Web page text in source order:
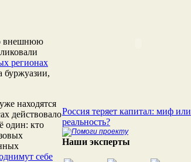
внешнюю
регионах
буржуазии,
находятся
действовало
один: кто
себе
Россия теряет капитал: миф или
реальность?
Наши эксперты